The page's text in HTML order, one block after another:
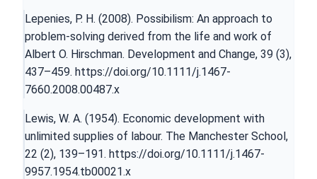
Lepenies, P. H. (2008). Possibilism: An approach to
problem-solving derived from the life and work of
Albert O. Hirschman. Development and Change, 39 (3),
437–459. https://doi.org/10.1111/j.1467-
7660.2008.00487.x
Lewis, W. A. (1954). Economic development with
unlimited supplies of labour. The Manchester School,
22 (2), 139–191. https://doi.org/10.1111/j.1467-
9957.1954.tb00021.x